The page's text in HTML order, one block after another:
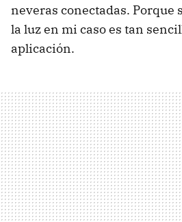
neveras conectadas. Porque
la luz en mi caso es tan
aplicación.